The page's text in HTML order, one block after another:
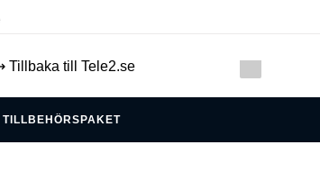
Tillbaka till Tele2.se
TILLBEHÖRSPAKET